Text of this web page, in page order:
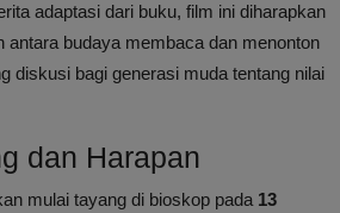
adaptasi dari buku, film ini diharapkan
antara budaya membaca dan menonton
diskusi bagi generasi muda tentang nilai
dan Harapan
mulai tayang di bioskop pada 13